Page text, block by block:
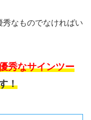
秀なものでなければい
秀なサインツー
！